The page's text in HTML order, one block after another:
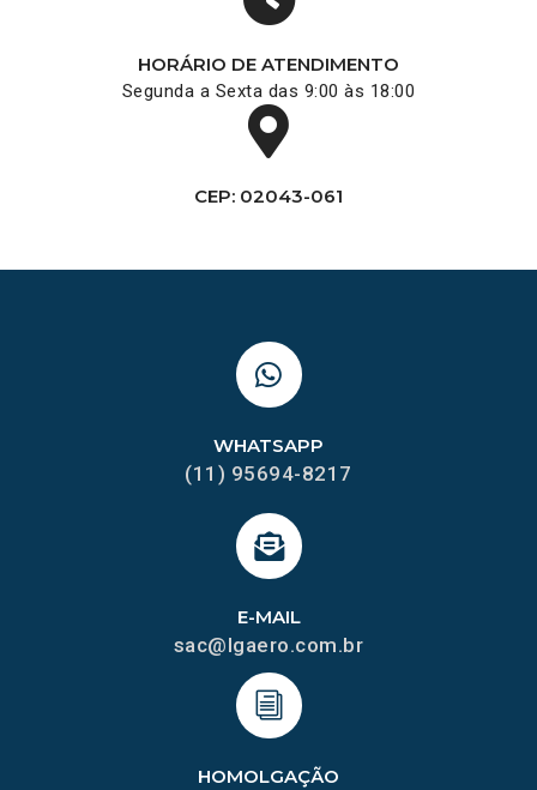
HORÁRIO DE ATENDIMENTO
Segunda a Sexta das 9:00 às 18:00
CEP: 02043-061
HOMOLGAÇÃO
E-MAIL
sac@lgaero.com.br
WHATSAPP
(11) 95694-8217